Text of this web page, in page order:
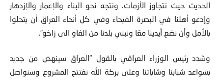
الحديث حيث نتجاوز الأزمات، ونتجه نحو البناء والإعمار والإزدهار
وإدعو أهلنا في البصرة الفيحاء وفي كل أنحاء العراق أن يتحلوا
بالأمل وأن نضع أيدينا معًا ونبني بلدنا من الفاو الى زاخو”.
وشدد رئيس الوزراء العراقي بالقول “العراق سينهض من جديد
بسواعد شبابنا وشاباتنا وعلى بركة الله نفتتح المشروع وسنواصل